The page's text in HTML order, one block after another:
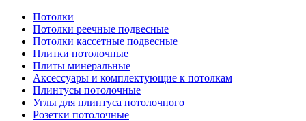
Потолки
Потолки реечные подвесные
Потолки кассетные подвесные
Плитки потолочные
Плиты минеральные
Аксессуары и комплектующие к потолкам
Плинтусы потолочные
Углы для плинтуса потолочного
Розетки потолочные